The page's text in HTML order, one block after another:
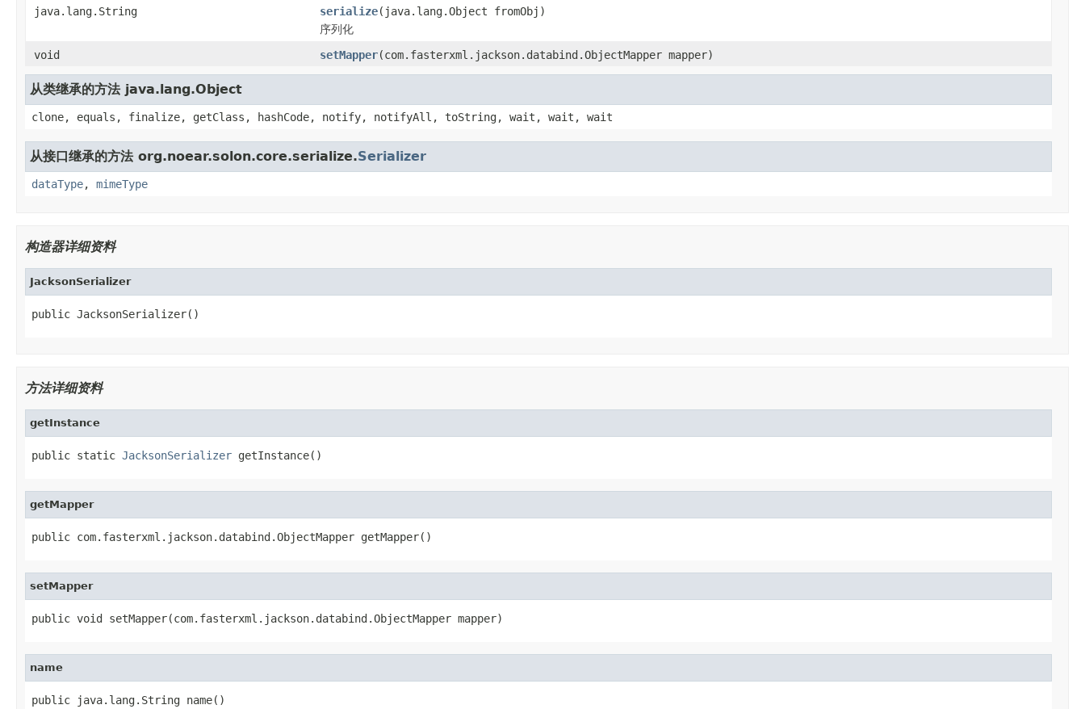
java.lang.String serialize(java.lang.Object fromObj)
序列化
void
setMapper(com.fasterxml.jackson.databind.ObjectMapper mapper)
从类继承的方法 java.lang.Object
clone, equals, finalize, getClass, hashCode, notify, notifyAll, toString, wait, wait, wait
从接口继承的方法 org.noear.solon.core.serialize.Serializer
dataType, mimeType
构造器详细资料
JacksonSerializer
public JacksonSerializer()
方法详细资料
getInstance
public static JacksonSerializer getInstance()
getMapper
public com.fasterxml.jackson.databind.ObjectMapper getMapper()
setMapper
public void setMapper(com.fasterxml.jackson.databind.ObjectMapper mapper)
name
public java.lang.String name()